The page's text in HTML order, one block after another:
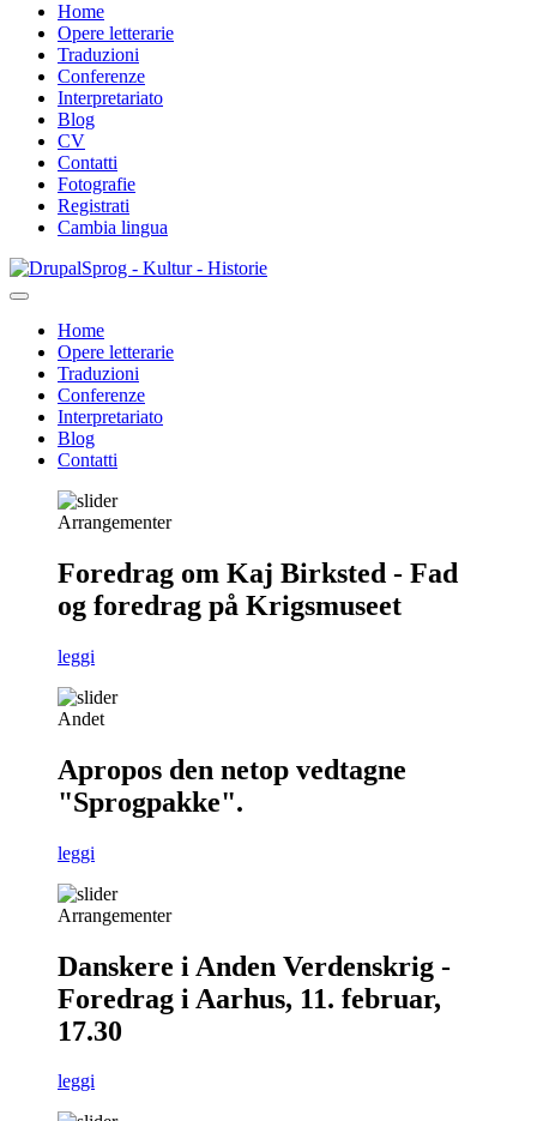
Home
Opere letterarie
Traduzioni
Conferenze
Interpretariato
Blog
CV
Contatti
Fotografie
Registrati
Cambia lingua
Salta
al
principale
Sprog - Kultur - Historie
Primær
navigation
Home
Opere letterarie
Traduzioni
Conferenze
Interpretariato
Blog
Contatti
Arrangementer
Foredrag om Kaj Birksted - Fad
og foredrag på Krigsmuseet
leggi
Andet
Apropos den netop vedtagne
"Sprogpakke".
leggi
Arrangementer
Danskere i Anden Verdenskrig -
Foredrag i Aarhus, 11. februar,
17.30
leggi